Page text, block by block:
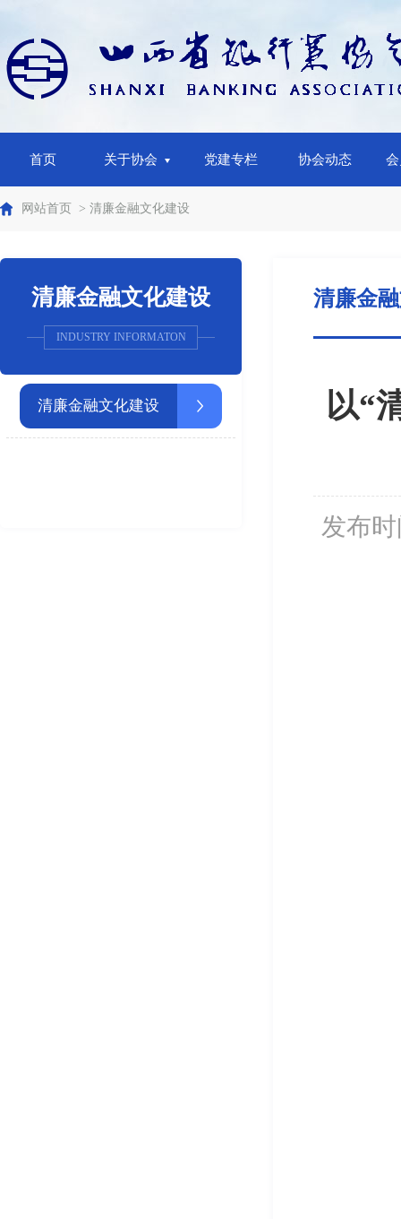
首页 关于协会 党建专栏 协会动态
网站首页 > 清廉金融文化建设
清廉金融文化建设
INDUSTRY INFORMATON
清廉金融文化建设
清廉金
以“
发布